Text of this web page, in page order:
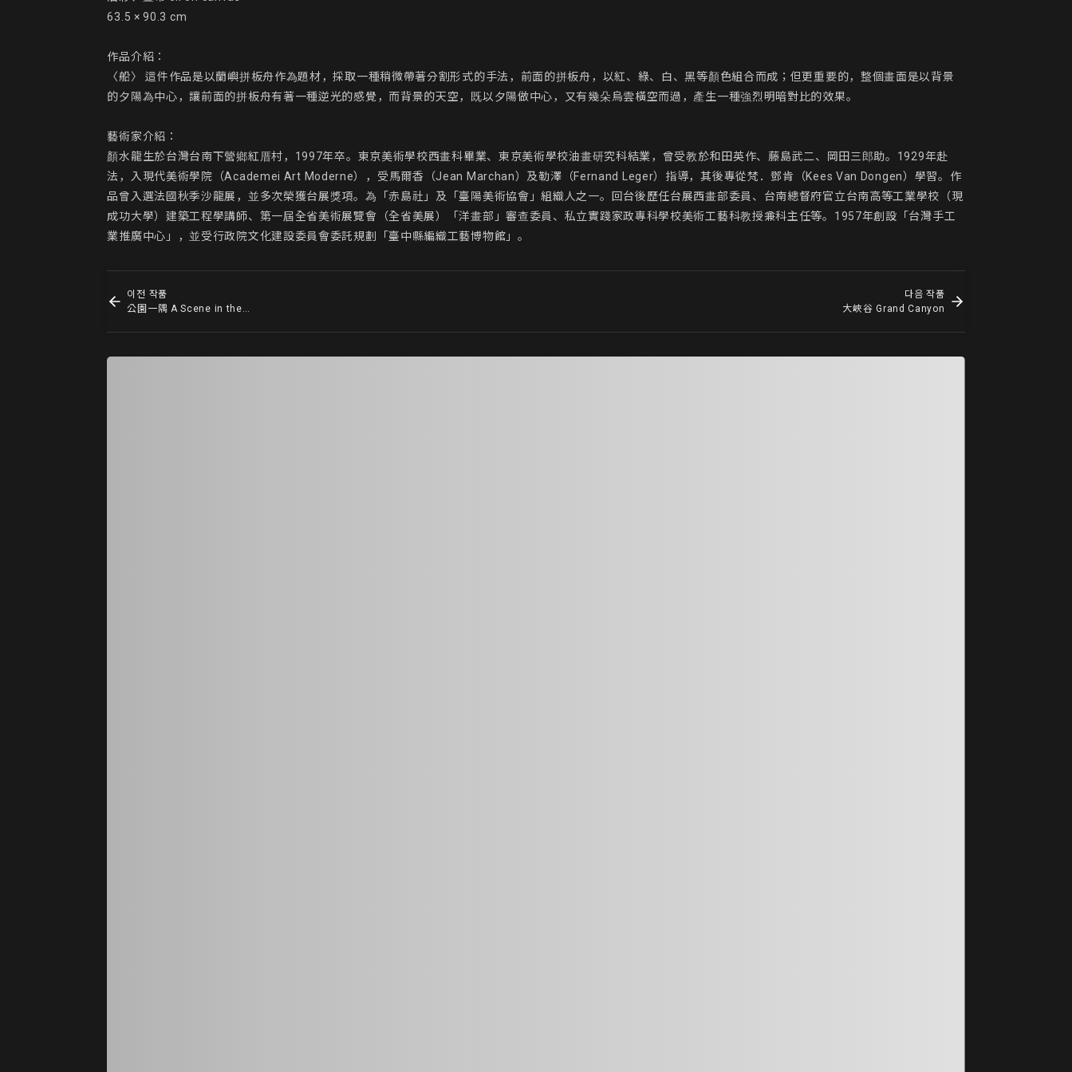
63.5 × 90.3 cm
作品介紹：
〈船〉 這件作品是以蘭嶼拼板舟作為題材，採取一種稍微帶著分割形式的手法，前面的拼板舟，以紅、綠、白、黑等顏色組合而成；但更重要的，整個畫面是以背景
的夕陽為中心，讓前面的拼板舟有著一種逆光的感覺，而背景的天空，既以夕陽做中心，又有幾朵烏雲橫空而過，產生一種強烈明暗對比的效果。
藝術家介紹：
顏水龍生於台灣台南下營鄉紅厝村，1997年卒。東京美術學校西畫科畢業、東京美術學校油畫研究科結業，曾受教於和田英作、藤島武二、岡田三郎助。1929年赴
法，入現代美術學院（Academei Art Moderne），受馬爾香（Jean Marchan）及勒澤（Fernand Leger）指導，其後專從梵．鄧肯（Kees Van Dongen）學習。作
品曾入選法國秋季沙龍展，並多次榮獲台展獎項。為「赤島社」及「臺陽美術協會」組織人之一。回台後歷任台展西畫部委員、台南總督府官立台南高等工業學校（現
成功大學）建築工程學講師、第一屆全省美術展覽會（全省美展）「洋畫部」審查委員、私立實踐家政專科學校美術工藝科教授兼科主任等。1957年創設「台灣手工
業推廣中心」，並受行政院文化建設委員會委託規劃「臺中縣編織工藝博物館」。
이전 작품
公園一隅 A Scene in the Park
다음 작품
大峽谷 Grand Canyon